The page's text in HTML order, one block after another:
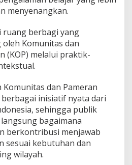
menyenangkan.
ruang berbagi yang
Komunitas dan
(KOP) melalui praktik-
dan Pameran
inisiatif nyata dari
sehingga publik
bagaimana
berkontribusi menjawab
sesuai kebutuhan dan
wilayah.